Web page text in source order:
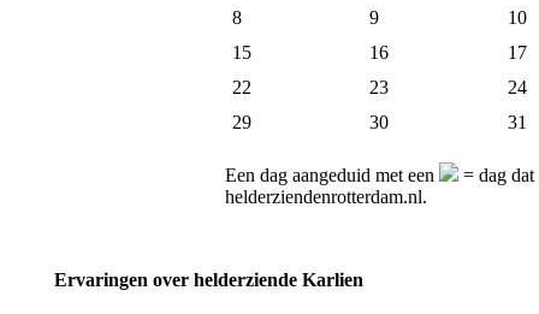
8
9
10
15
16
17
22
23
24
29
30 31
Een dag aangeduid met een
= dag
helderziendenrotterdam.nl.
Ervaringen over helderziende Karlien